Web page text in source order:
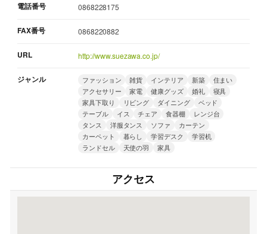
電話番号 0868228175
FAX番号 0868220882
URL http://www.suezawa.co.jp/
ジャンル ファッション 雑貨 インテリア 新築
住まい
アクセサリー
家電 健康グッズ 婚礼
寝具
家具下取り
リビング ダイニング
ベッド
テーブル
イス チェア 食器棚
レンジ台
タンス
洋服タンス ソファ
カーテン
カーペット
暮らし 学習デスク
学習机
ランドセル
天使の羽 家具
アクセス